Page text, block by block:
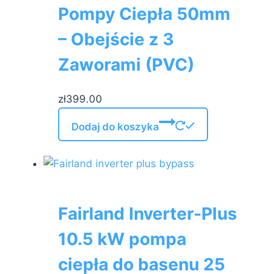
Pompy Ciepła 50mm
– Obejście z 3
Zaworami (PVC)
zł399.00
Dodaj do koszyka
Fairland Inverter-Plus
10.5 kW pompa
ciepła do basenu 25